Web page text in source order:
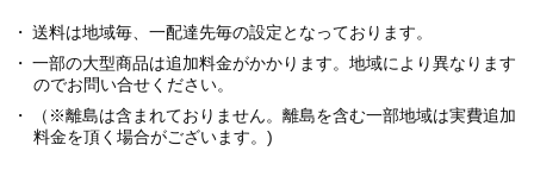
送料は地域毎、一配達先毎の設定となっております。
一部の大型商品は追加料金がかかります。地域により異なります
のでお問い合せください。
（※離島は含まれておりません。離島を含む一部地域は実費追加
料金を頂く場合がございます。)